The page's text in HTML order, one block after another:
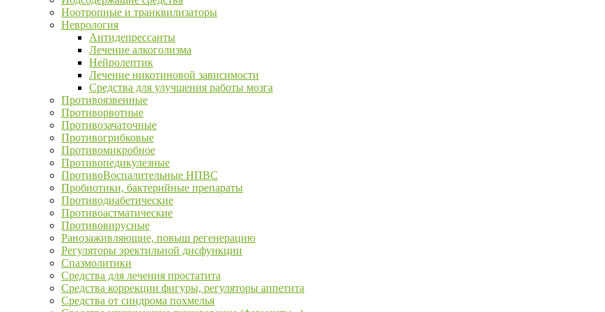
Ноотропные и транквилизаторы
Неврология
Антидепрессанты
Лечение алкоголизма
Нейролептик
Лечение никотиновой зависимости
Средства для улучшения работы мозга
Противоязвенные
Противорвотные
Противозачаточные
Противогрибковые
Противомикробное
Противопедикулезные
ПротивоВоспалительные НПВС
Пробиотики, бактерийные препараты
Противодиабетические
Противоастматические
Противовирусные
Ранозаживляющие, повыш регенерацию
Регуляторы эректильной дисфункции
Спазмолитики
Средства для лечения простатита
Средства коррекции фигуры, регуляторы аппетита
Средства от синдрома похмелья